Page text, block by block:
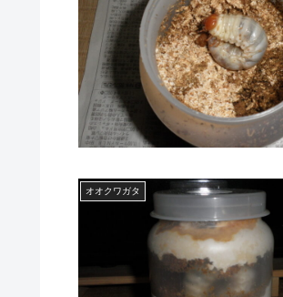
オオクワガタ